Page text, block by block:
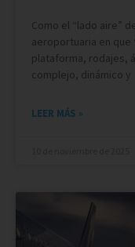
Como el “lado aire”
aeroportuaria en
plataforma, rodajes,
complejo, dinámico y
LEER MÁS »